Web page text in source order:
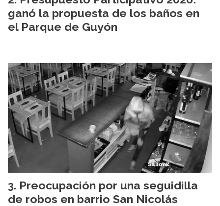
ganó la propuesta de los baños en
el Parque de Guyón
Preocupación por una seguidilla
de robos en barrio San Nicolás